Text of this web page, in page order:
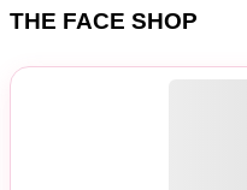
THE FACE SHOP